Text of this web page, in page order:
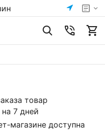
товар
7 дней
магазине доступна